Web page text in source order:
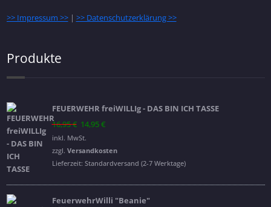
>> Impressum >>| >> Datenschutzerklärung >>
Produkte
FEUERWEHR freiWILLIg - DAS BIN ICH TASSE
16,95€ Ursprünglicher
Preis
war:
16,95 €
14,95€
ist:
14,95 €.
inkl. MwSt.
zzgl. Versandkosten
Lieferzeit: Standardversand (2-7 Werktage)
FeuerwehrWilli "Beanie"